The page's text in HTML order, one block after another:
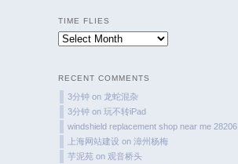
TIME FLIES
Time
RECENT COMMENTS
3分钟 on 龙蛇混杂
3分钟 on玩不转iPad
windshield replacement shop near me 28206
上海网站建设 on漳州杨梅
芋泥苑 on 观音桥头